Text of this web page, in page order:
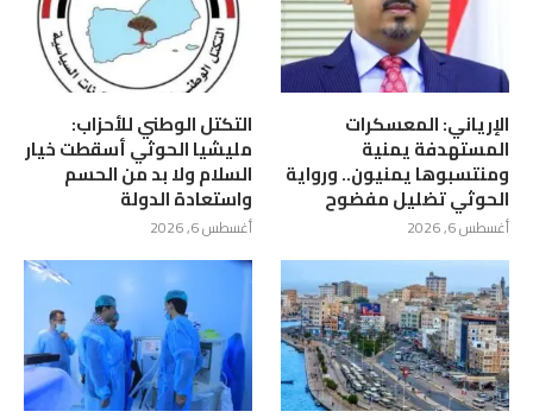
الإرياني: المعسكرات
المستهدفة يمنية
ومنتسبوها يمنيون.. ورواية
الحوثي تضليل مفضوح
أغسطس 6, 2026
التكتل الوطني للأحزاب:
مليشيا الحوثي أسقطت خيار
السلام ولا بد من الحسم
واستعادة الدولة
أغسطس 6, 2026